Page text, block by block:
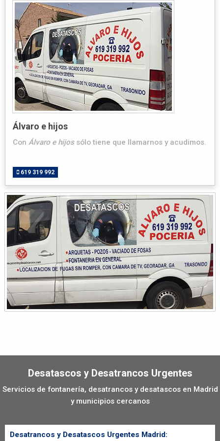
Álvaro e hijos
ConÁlvaro e hijossólo tiene que llamarnos y acudimos.
619 319 992
Desatascos y Desatrancos Urgentes
Servicios de fontanería, desatrancos y desatascos en Madrid
y municipios cercanos
Desatrancos y Desatascos Urgentes Madrid: